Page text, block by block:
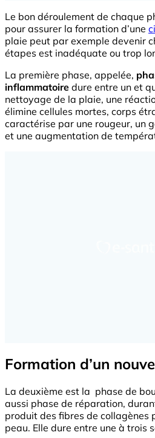
Le bon déroulement de chaque
pour assurer la formation d’une
plaie peut par exemple devenir
étapes est inadéquate ou trop
La première phase, appelée,
inflammatoire dure entre un et
nettoyage de la plaie, une
élimine cellules mortes, corps
caractérise par une rougeur, un
et une augmentation de
Formation d’un
La deuxième est la phase de
aussi phase de réparation,
produit des fibres de collagènes
peau. Elle dure entre une à trois